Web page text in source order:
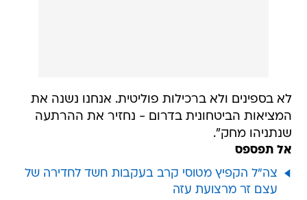
לא בספינים ולא ברכילות פוליטית. אנחנו נשנה את
המציאות הביטחונית בדרום - נחזיר את ההרתעה
שנתניהו מחק".
אל תפספס
צה"ל הקפיץ מטוסי קרב בעקבות חשד לחדירה של
עצם זר מרצועת עזה